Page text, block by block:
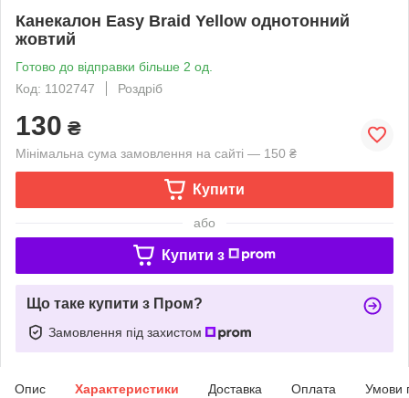
Канекалон Easy Braid Yellow однотонний
жовтий
Готово до відправки більше 2 од.
Код: 1102747
Роздріб
130 ₴
Мінімальна сума замовлення на сайті — 150 ₴
Купити
або
Купити з
Що таке купити з Пром?
Замовлення під захистом
Опис Характеристики Доставка Оплата Умови